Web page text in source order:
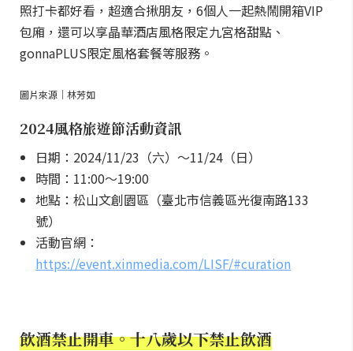
照打卡都好看，超適合揪朋友，6個人一起熱鬧開箱VIP
包廂，還可以享晶華酒店風格限定九宮格甜點、
gonnaPLUS限定風格套餐等服務。
圖片來源｜林芳如
2024風格旅遊節活動資訊
日期：2024/11/23（六）～11/24（日）
時間：11:00～19:00
地點：松山文創園區（臺北市信義區光復南路133
號）
活動官網：
https://event.xinmedia.com/LISF/#curation
飲酒禁止開車。十八歲以下禁止飲酒